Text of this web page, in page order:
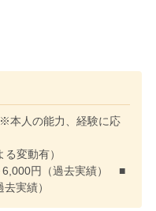
本人の能力、経験に応
変動有）
円（過去実績） ■
実績）